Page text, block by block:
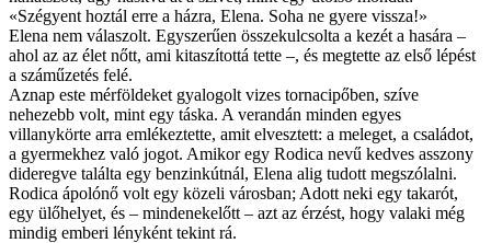
«Szégyent hoztál erre a házra, Elena. Soha ne gyere vissza!»
Elena nem válaszolt. Egyszerűen összekulcsolta a kezét a hasára –
ahol az az élet nőtt, ami kitaszítottá tette –, és megtette az első lépést
a száműzetés felé.
Aznap este mérföldeket gyalogolt vizes tornacipőben, szíve
nehezebb volt, mint egy táska. A verandán minden egyes
villanykörte arra emlékeztette, amit elvesztett: a meleget, a családot,
a gyermekhez való jogot. Amikor egy Rodica nevű kedves asszony
dideregve találta egy benzinkútnál, Elena alig tudott megszólalni.
Rodica ápolónő volt egy közeli városban; Adott neki egy takarót,
egy ülőhelyet, és – mindenekelőtt – azt az érzést, hogy valaki még
mindig emberi lényként tekint rá.